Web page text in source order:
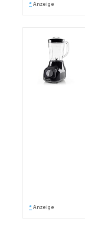
* Anzeige
* Anzeige